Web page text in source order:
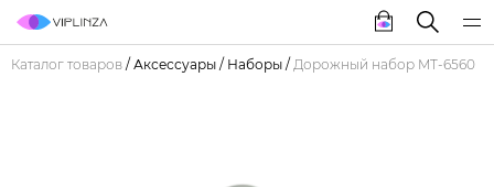
Каталог товаров / Аксессуары / Наборы / Дорожный набор MT-6560